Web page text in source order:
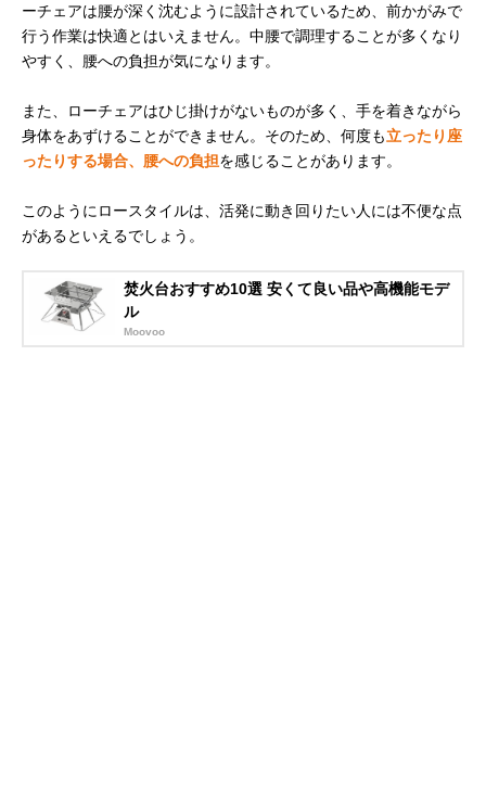
ーチェアは腰が深く沈むように設計されているため、前かがみで
行う作業は快適とはいえません。中腰で調理することが多くなり
やすく、腰への負担が気になります。
また、ローチェアはひじ掛けがないものが多く、手を着きながら
身体をあずけることができません。そのため、何度も立ったり座
ったりする場合、腰への負担を感じることがあります。
このようにロースタイルは、活発に動き回りたい人には不便な点
があるといえるでしょう。
焚火台おすすめ10選 安くて良い品や高機能モデ
ル
Moovoo